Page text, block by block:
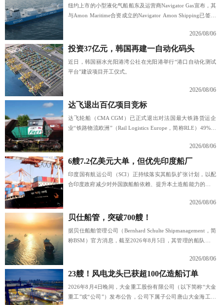
纽约上市的小型液化气船船东及运营商Navigator Gas宣布，其
与Amon Maritime合资成立的Navigator Amon Shipping已签署
2026/08/06
投资37亿元，韩国再建一自动化码头
近日，韩国丽水光阳港湾公社在光阳港举行“港口自动化测试
平台”建设项目开工仪式。
2026/08/06
达飞退出百亿项目竞标
达飞轮船（CMA CGM）已正式退出对法国最大铁路货运企
业“铁路物流欧洲”（Rail Logistics Europe，简称RLE）49%股
2026/08/06
6艘7.2亿美元大单，但优先印度船厂
印度国有航运公司（SCI）正持续落实其船队扩张计划，以配
合印度政府减少对外国旗船舶依赖、提升本土造船能力的国家
2026/08/06
贝仕船管，突破700艘！
据贝仕船舶管理公司（Bernhard Schulte Shipmanagement，简
称BSM）官方消息，截至2026年8月5日，其管理的船队数量
2026/08/06
23艘！风电龙头已获超100亿造船订单
2026年8月4日晚间，大金重工股份有限公司（以下简称“大金
重工”或“公司”）发布公告，公司下属子公司唐山大金海工海